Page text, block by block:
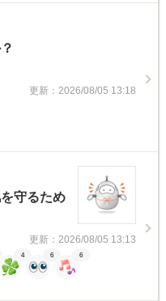
更新：2026/08/05 13:18
守るため
更新：2026/08/05 13:13
4 6 6